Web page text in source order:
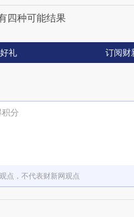
四种可能结果
礼 订阅财
分
点，不代表财新网观点